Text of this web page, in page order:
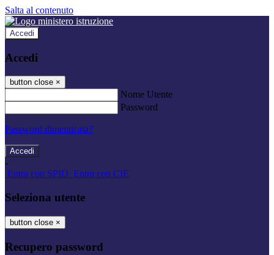
Salta al contenuto
Accedi
Accedi
button close ×
Nome Utente
Password
Password dimenticata?
-
Entra con SPID Entra con CIE
Seleziona utente
button close ×
Recupero password